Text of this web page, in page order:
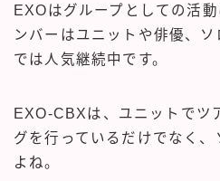
EXOはグループとしての活
ンバーはユニットや俳優、
では人気継続中です。
EXO-CBXは、ユニットでツ
グを行っているだけでなく
よね。